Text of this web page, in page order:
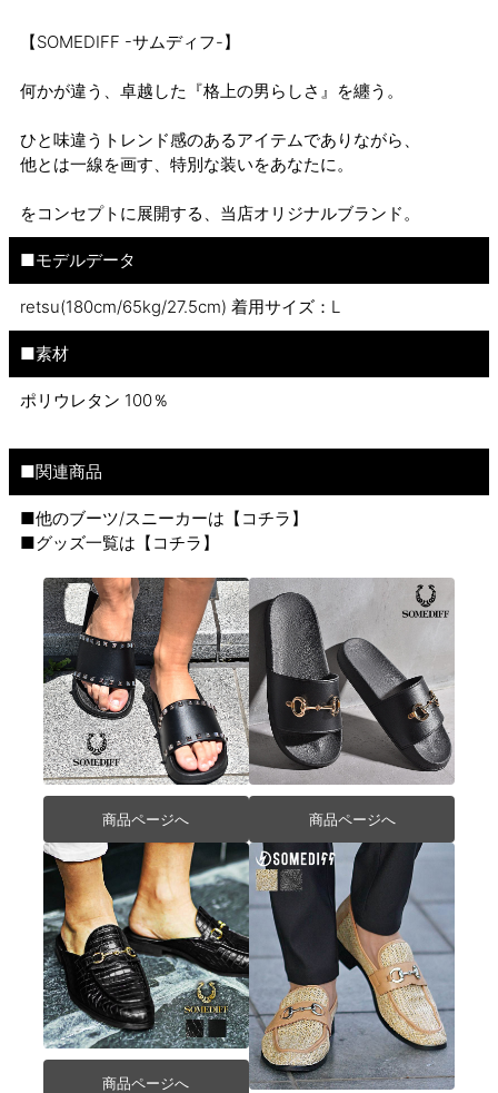
【SOMEDIFF -サムディフ-】
何かが違う、卓越した『格上の男らしさ』を纏う。
ひと味違うトレンド感のあるアイテムでありながら、
他とは一線を画す、特別な装いをあなたに。
をコンセプトに展開する、当店オリジナルブランド。
■モデルデータ
retsu(180cm/65kg/27.5cm) 着用サイズ：L
■素材
ポリウレタン 100％
■関連商品
■他のブーツ/スニーカーは【 コチラ 】
■グッズ一覧は【 コチラ 】
商品ページへ 商品ページへ
商品ページへ